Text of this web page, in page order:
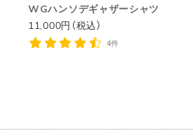
WGハンソデギャザーシャツ
11,000円（税込）
4件